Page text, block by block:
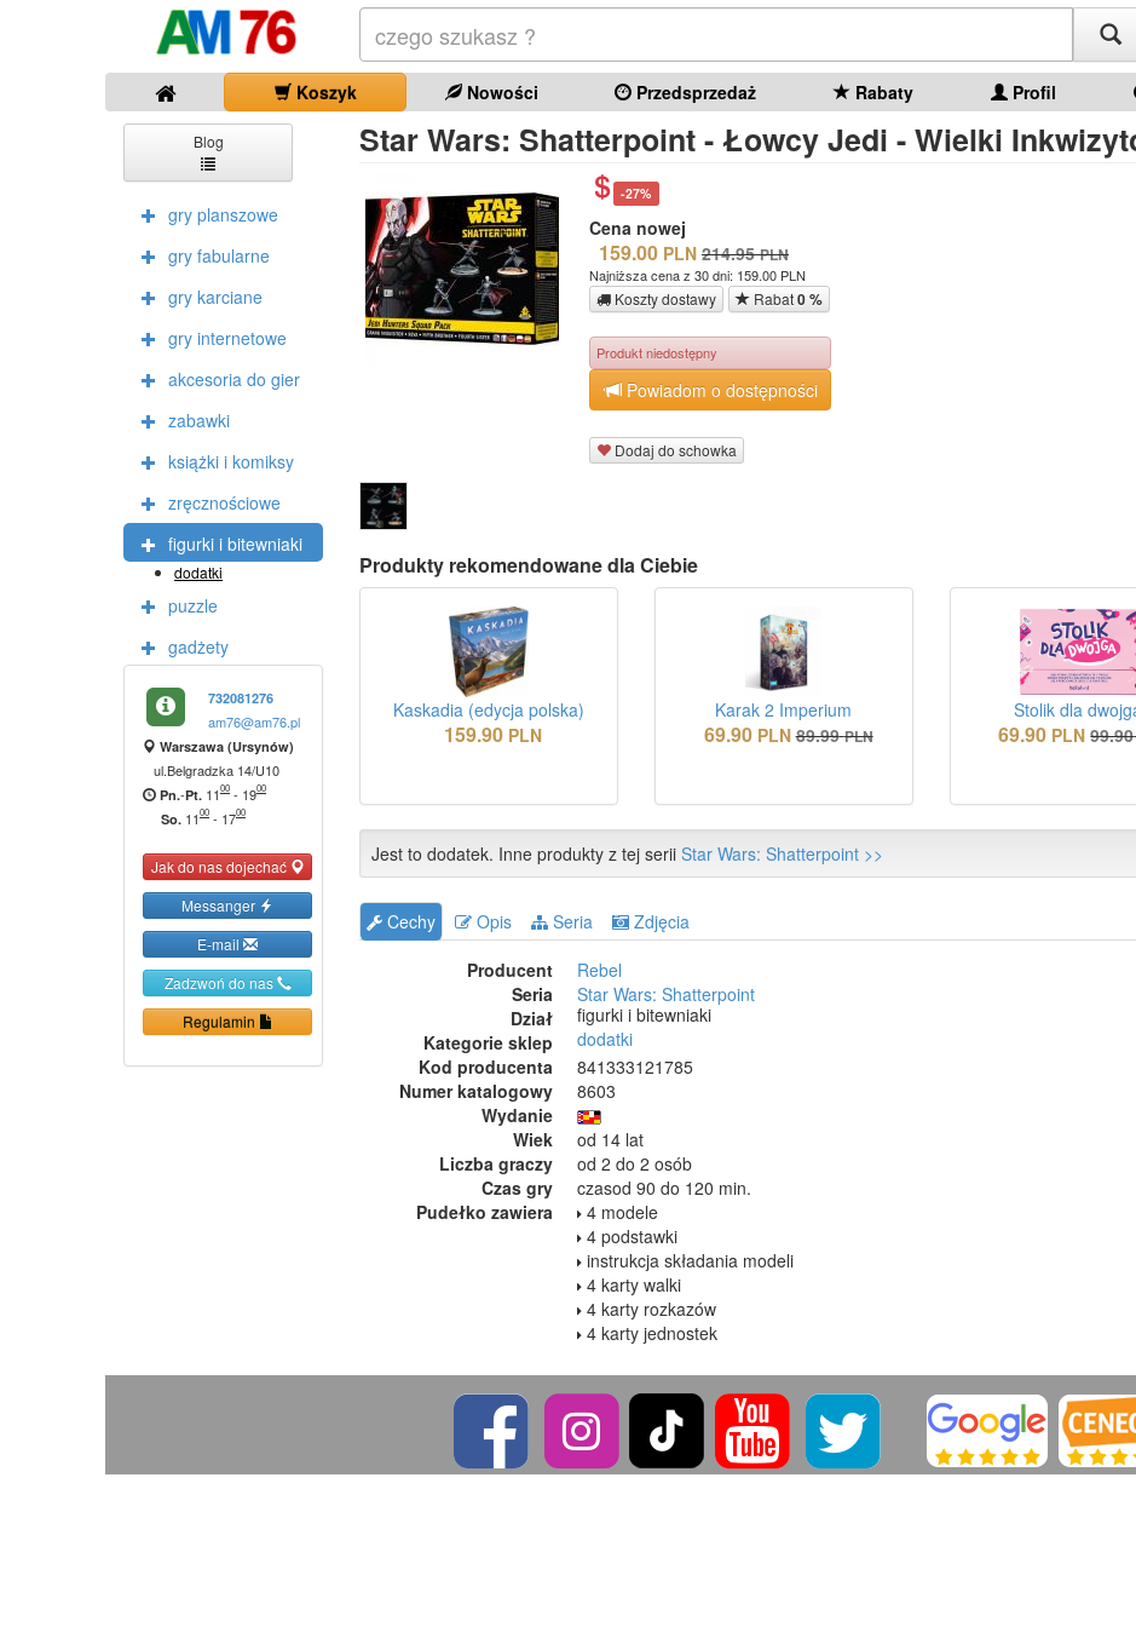
Koszyk Nowości Przedsprzedaż Rabaty Profil
Blog
gry planszowe
gry fabularne
gry karciane
gry internetowe
akcesoria do gier
zabawki
książki i komiksy
zręcznościowe
figurki i bitewniaki
dodatki
puzzle
gadżety
732081276
am76@am76.pl
Warszawa (Ursynów)
ul.Belgradzka 14/U10
Pn.-Pt. 1100 - 1900
So. 1100 - 1700
Jak do nas dojechać
Messanger
E-mail
Zadzwoń do nas
Regulamin
Star Wars: Shatterpoint - Łowcy Jedi - Wielki
-27%
Cena nowej
159.00 PLN 214.95 PLN
Najniższa cena z 30 dni: 159.00 PLN
Koszty dostawy Rabat0 %
Produkt niedostępny
Powiadom o dostępności
Dodaj do schowka
Produkty rekomendowane dla Ciebie
Kaskadia (edycja polska)
159.90 PLN
Karak 2 Imperium
69.90 PLN 89.99 PLN
Stolik dla
69.90 PLN 99.90
Jest to dodatek. Inne produkty z tej serii Star Wars: Shatterpoint >>
Cechy Opis Seria
Zdjęcia
Producent
Rebel
Seria
Star Wars: Shatterpoint
Dział
figurki i bitewniaki
Kategorie sklep
dodatki
Kod producenta
841333121785
Numer katalogowy
8603
Wydanie
Wiek
od 14 lat
Liczba graczy
od 2 do 2 osób
Czas gry
czasod 90 do 120 min.
Pudełko zawiera
4 modele
4 podstawki
instrukcja składania modeli
4 karty walki
4 karty rozkazów
4 karty jednostek